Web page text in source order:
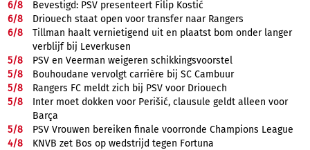
6/8
Bevestigd: PSV presenteert Filip Kostić
6/8
Driouech staat open voor transfer naar Rangers
6/8
Tillman haalt vernietigend uit en plaatst bom onder langer
verblijf bij Leverkusen
5/8
PSV en Veerman weigeren schikkingsvoorstel
5/8
Bouhoudane vervolgt carrière bij SC Cambuur
5/8
Rangers FC meldt zich bij PSV voor Driouech
5/8
Inter moet dokken voor Perišić, clausule geldt alleen voor
Barça
5/8
PSV Vrouwen bereiken finale voorronde Champions League
4/8
KNVB zet Bos op wedstrijd tegen Fortuna